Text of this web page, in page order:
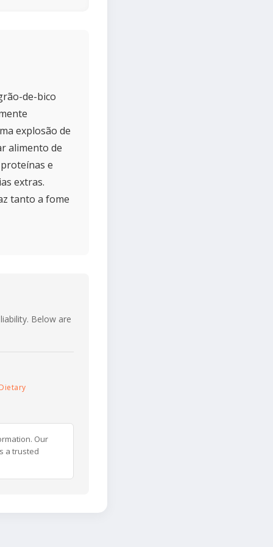
de-bico
explosão de
alimento de
e
extras.
tanto a fome
Below are
Our
a trusted